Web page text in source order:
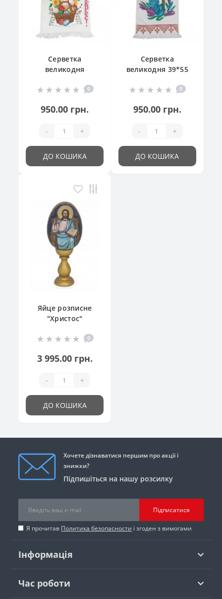
Серветка
великодня
кошик"
0
950.00 грн.
- +
ДО КОШИКА
Серветка
великодня 39*55
0
950.00 грн.
- +
ДО КОШИКА
Яйце розписне
"Христос"
0
3 995.00 грн.
- +
ДО КОШИКА
Хочете дізнаватися першим про акції і
знижки?
Підпишіться на нашу розсилку
Підписатися
Я прочитав Политика безопасности і згоден з вимогами
Інформація
Час роботи